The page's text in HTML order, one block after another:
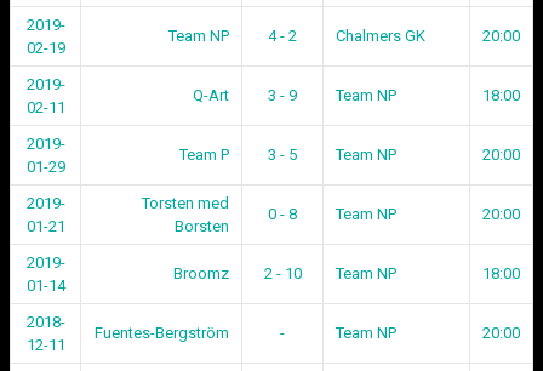
2019-
02-19
Team NP 4 - 2 Chalmers GK 20:00
2019-
02-11
Q-Art 3 - 9 Team NP 18:00
2019-
01-29
Team P 3 - 5 Team NP 20:00
2019-
01-21
Torsten med
Borsten
0 - 8 Team NP 20:00
2019-
01-14
Broomz 2 - 10 Team NP 18:00
2018-
12-11
Fuentes-Bergström - Team NP 20:00